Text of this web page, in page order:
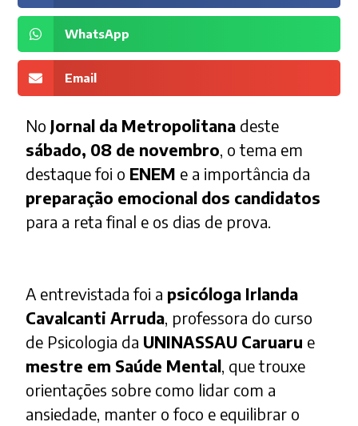
WhatsApp
Email
NoJornal da Metropolitana deste
sábado, 08 de novembro, o tema em
destaque foi o ENEM e a importância da
preparação emocional dos candidatos
para a reta final e os dias de prova.
A entrevistada foi a psicóloga Irlanda
Cavalcanti Arruda, professora do curso
de Psicologia da UNINASSAU Caruaru e
mestre em Saúde Mental, que trouxe
orientações sobre como lidar com a
ansiedade, manter o foco e equilibrar o